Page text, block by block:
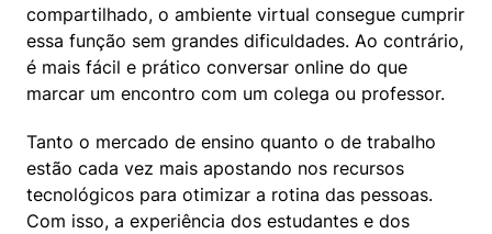
compartilhado, o ambiente virtual consegue cumprir
essa função sem grandes dificuldades. Ao contrário,
é mais fácil e prático conversar online do que
marcar um encontro com um colega ou professor.
Tanto o mercado de ensino quanto o de trabalho
estão cada vez mais apostando nos recursos
tecnológicos para otimizar a rotina das pessoas.
Com isso, a experiência dos estudantes e dos